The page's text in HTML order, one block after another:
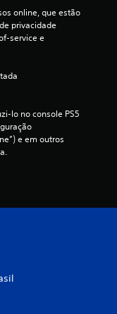
online, que estão
privacidade
service e
lo no console PS5
e em outros